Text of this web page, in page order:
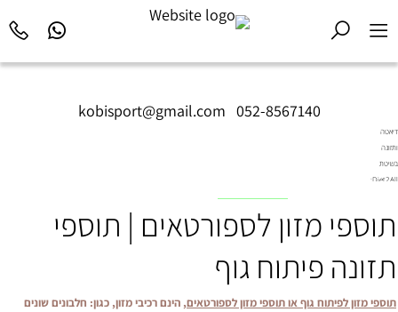
kobisport@gmail.com 052-8567140
דיאטה
ותזונה
בשיטת
Diet2All:
הגוף
לפגישת יעוץ בקליניקה ולפרטים נוספים, צרו
תוספי מזון לספורטאים | תוספי
תזונה פיתוח גוף
תוספי מזון לפיתוח גוף או תוספי מזון לספורטאים, הינם רכיבי מזון, כגון: חלבונים שונים